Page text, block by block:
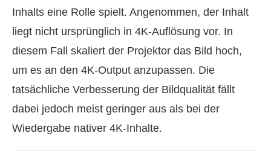
Inhalts eine Rolle spielt. Angenommen, der Inhalt
liegt nicht ursprünglich in 4K‑Auflösung vor. In
diesem Fall skaliert der Projektor das Bild hoch,
um es an den 4K‑Output anzupassen. Die
tatsächliche Verbesserung der Bildqualität fällt
dabei jedoch meist geringer aus als bei der
Wiedergabe nativer 4K‑Inhalte.